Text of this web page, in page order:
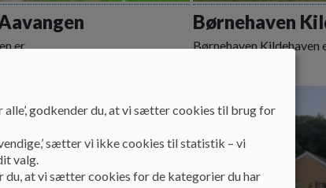
er...
Børnehaven
Børnehaven Kildehaven
alle’, godkender du, at vi sætter cookies til brug for
sætter vi ikke cookies til statistik – vi
valg.
du, at vi sætter cookies for de kategorier du har